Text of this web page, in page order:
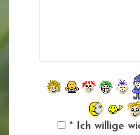
* Ich willige